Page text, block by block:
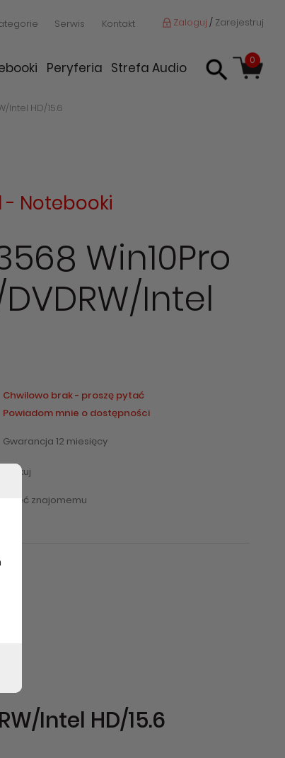
Serwis Kontakt Zaloguj / Zarejestruj
0
Peryferia Strefa Audio
Intel HD/15.6
- Notebooki
Win10Pro
Intel
Chwilowo brak - proszę pytać
Powiadom mnie o dostępności
Gwarancja 12 miesięcy
Drukuj
Poleć znajomemu
Intel HD/15.6